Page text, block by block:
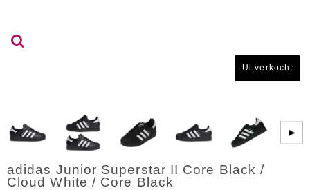
Uitverkocht
▶
adidas Junior Superstar II Core Black /
Cloud White / Core Black